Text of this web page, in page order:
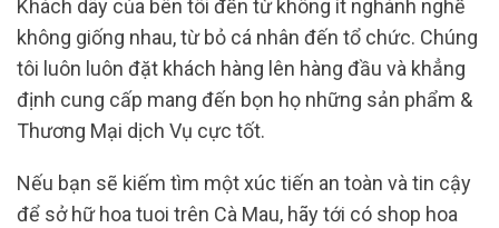
Khách dãy của bên tôi đến từ không ít nghành nghề
không giống nhau, từ bỏ cá nhân đến tổ chức. Chúng
tôi luôn luôn đặt khách hàng lên hàng đầu và khẳng
định cung cấp mang đến bọn họ những sản phẩm &
Thương Mại dịch Vụ cực tốt.
Nếu bạn sẽ kiếm tìm một xúc tiến an toàn và tin cậy
để sở hữ hoa tuoi trên Cà Mau, hãy tới có shop hoa